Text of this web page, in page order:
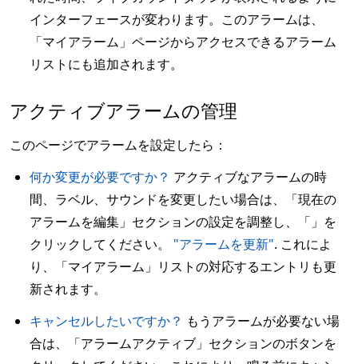
インターフェースが変わります。このアラームは、
「マイアラーム」ページからアクセスできるアラーム
リストにも追加されます。
アクティブアラームの管理
このページでアラームを設定したら：
何か変更が必要ですか？ アクティブなアラームの時
間、ラベル、サウンドを変更したい場合は、「現在の
アラームを編集」セクションの設定を調整し、「」を
クリックしてください。 "アラームを更新". これによ
り、「マイアラーム」リストの対応するエントリも更
新されます。
キャンセルしたいですか？ もうアラームが必要ない場
合は、「アラームアクティブ」セクションのボタンを